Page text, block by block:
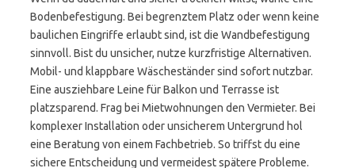
Bodenbefestigung. Bei begrenztem Platz oder wenn keine
baulichen Eingriffe erlaubt sind, ist die Wandbefestigung
sinnvoll. Bist du unsicher, nutze kurzfristige Alternativen.
Mobil- und klappbare Wäscheständer sind sofort nutzbar.
Eine ausziehbare Leine für Balkon und Terrasse ist
platzsparend. Frag bei Mietwohnungen den Vermieter. Bei
komplexer Installation oder unsicherem Untergrund hol
eine Beratung von einem Fachbetrieb. So triffst du eine
sichere Entscheidung und vermeidest spätere Probleme.